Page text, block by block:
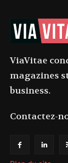
ViaVitae
magazines
business.
Contactez-